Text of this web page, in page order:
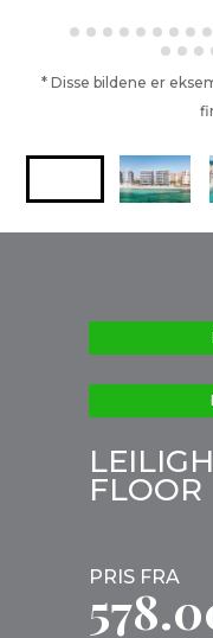
* Disse bildene er
FLOOR
PRIS FRA